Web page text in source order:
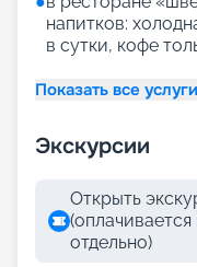
напитков:
в сутки, кофе
Показать все услуги
Экскурсии
Открыть
отдельно)